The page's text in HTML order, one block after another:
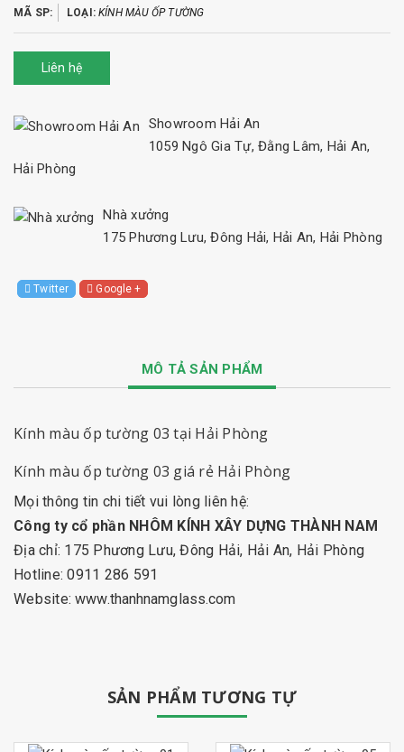
MÃ SP: LOẠI:KÍNH MÀU ỐP TƯỜNG
Liên hệ
Showroom Hải An
1059 Ngô Gia Tự, Đằng Lâm, Hải An,
Hải Phòng
Nhà xưởng
175 Phương Lưu, Đông Hải, Hải An, Hải Phòng
Twitter Google +
MÔ TẢ SẢN PHẨM
Kính màu ốp tường 03 tại Hải Phòng
Kính màu ốp tường 03 giá rẻ Hải Phòng
Mọi thông tin chi tiết vui lòng liên hệ:
Công ty cổ phần NHÔM KÍNH XÂY DỰNG THÀNH NAM
Địa chỉ: 175 Phương Lưu, Đông Hải, Hải An, Hải Phòng
Hotline: 0911 286 591
Website:www.thanhnamglass.com
SẢN PHẨM TƯƠNG TỰ